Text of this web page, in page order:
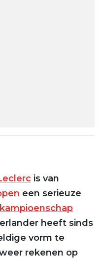
link
is van
een serieuze
heeft sinds
vorm te
rekenen op